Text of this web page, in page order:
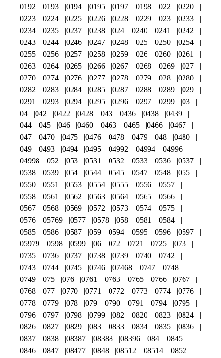
0192 0193 0194 0195 0197 0198 022
0220
0223
0224 0225 0226 0228 0229 023
0233
0234
0235 0237 0238 024 0240 0241
0242
0243
0244 0246 0247 0248 025 0250
0254
0255
0256 0257 0258 0259 026 0260
0261
0263
0264 0265 0266 0267 0268 0269
027
0270
0274 0276 0277 0278 0279 028
0280
0282
0283 0284 0285 0287 0288 0289
029
0291
0293 0294 0295 0296 0297 0299
03
04
042 0422 0428 043 0436 0438
0439
044
045 046 0460 0463 0465 0466
0467
047
0470 0475 0476 0478 0479 048
0480
049
0493 0494 0495 04992 04994
04996
04998
052 053 0531 0532 0533 0536
0537
0538
0539 054 0544 0545 0547 0548
055
0550
0551 0553 0554 0555 0556
0557
0558
0561 0562 0563 0564 0565
0566
0567
0568 0569 0572 0573 0574
0575
0576
05769 0577 0578 058 0581
0584
0585
0586 0587 059 0594 0595 0596
0597
05979
0598 0599 06 072 0721 0725
073
0735
0736 0737 0738 0739 0740
0742
0743
0744 0745 0746 07468 0747
0748
0749
075 076 0761 0763 0765 0766
0767
0768
077 0770 0771 0772 0773 0774
0776
0778
0779 078 079 0790 0791 0794
0795
0796
0797 0798 0799 082 0820 0823
0824
0826
0827 0829 083 0833 0834 0835
0836
0837
0838 08387 08388 08396 084
0845
0846
0847 08477 0848 08512 08514
0852